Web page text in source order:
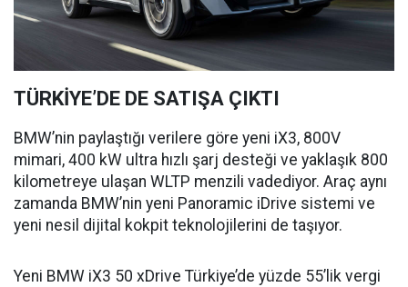
TÜRKİYE’DE DE SATIŞA ÇIKTI
BMW’nin paylaştığı verilere göre yeni iX3, 800V
mimari, 400 kW ultra hızlı şarj desteği ve yaklaşık 800
kilometreye ulaşan WLTP menzili vadediyor. Araç aynı
zamanda BMW’nin yeni Panoramic iDrive sistemi ve
yeni nesil dijital kokpit teknolojilerini de taşıyor.
Yeni BMW iX3 50 xDrive Türkiye’de yüzde 55’lik vergi